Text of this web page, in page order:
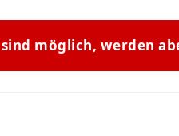
möglich, werden